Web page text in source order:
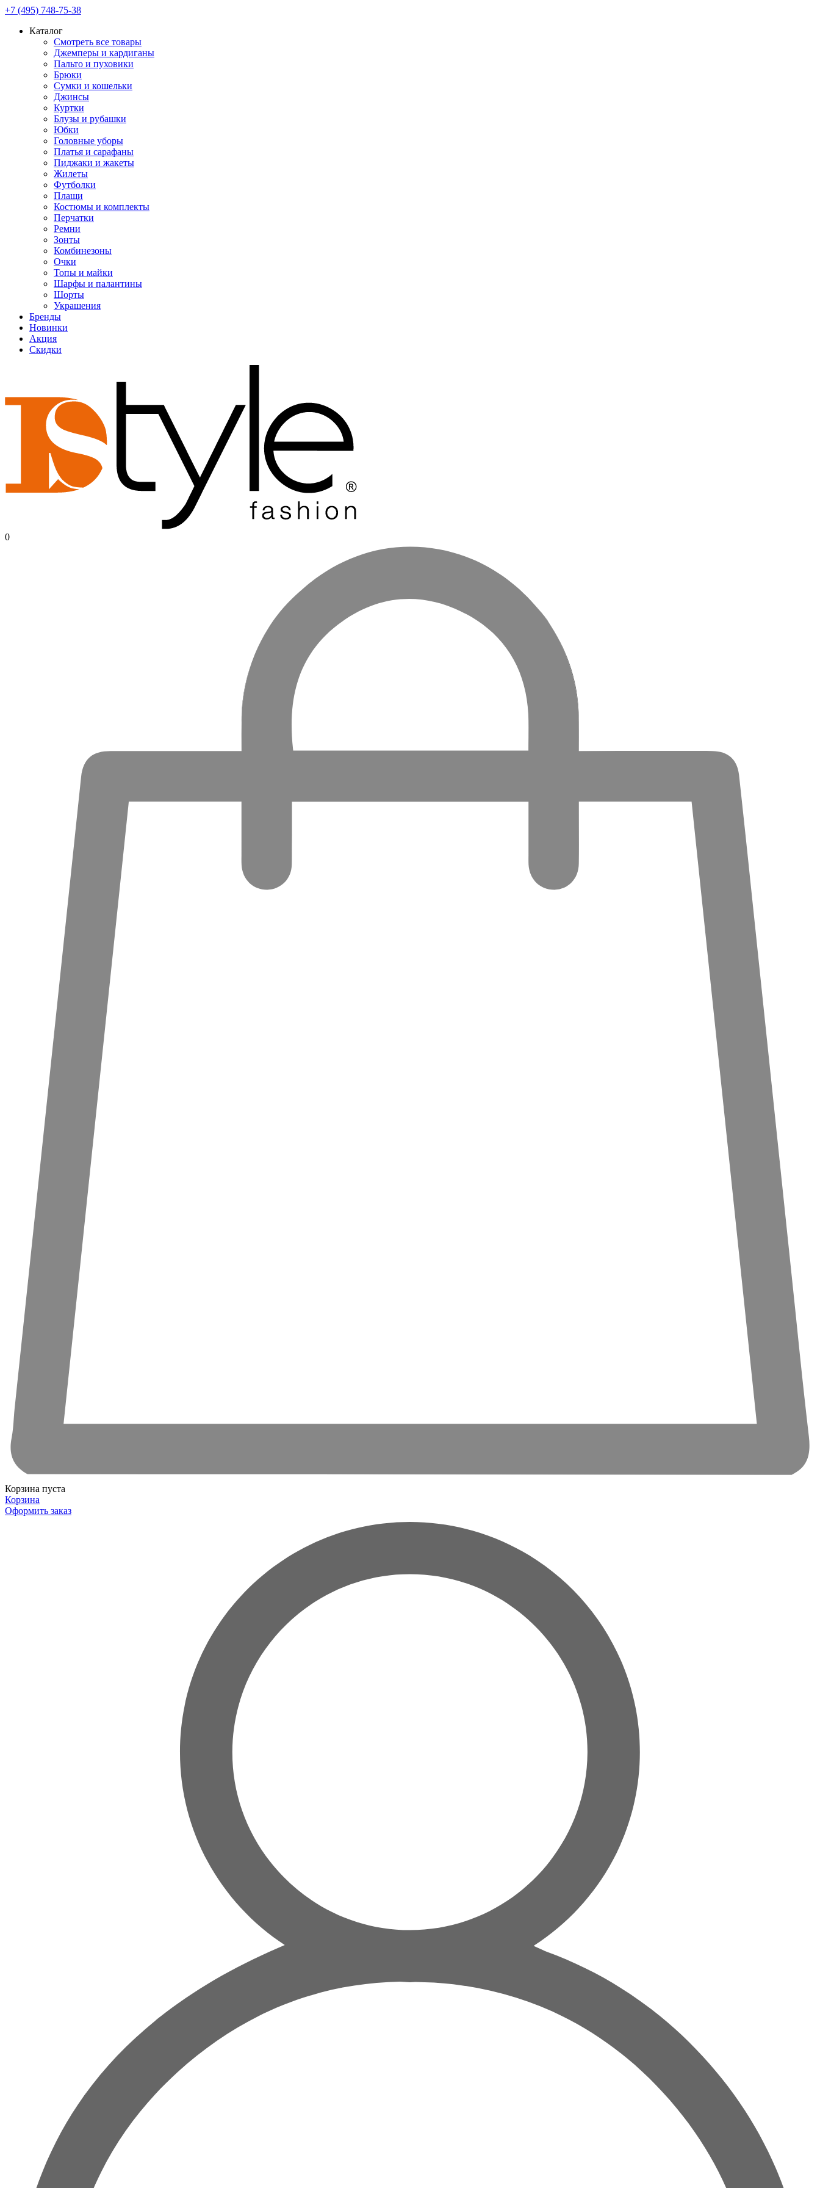
+7 (495) 748-75-38
Каталог
Смотреть все товары
Джемперы и кардиганы
Пальто и пуховики
Брюки
Сумки и кошельки
Джинсы
Куртки
Блузы и рубашки
Юбки
Головные уборы
Платья и сарафаны
Пиджаки и жакеты
Жилеты
Футболки
Плащи
Костюмы и комплекты
Перчатки
Ремни
Зонты
Комбинезоны
Очки
Топы и майки
Шарфы и палантины
Шорты
Украшения
Бренды
Новинки
Акция
Скидки
0
Корзина пуста
Корзина
Оформить заказ